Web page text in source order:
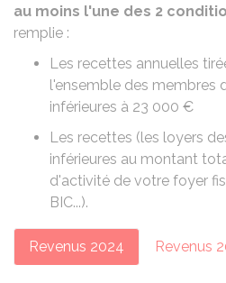
au moins l'une des 2
remplie :
Les recettes annuelles
l'ensemble des membres
inférieures à 23 000 €
Les recettes (les loyers
inférieures au montant
d'activité de votre foyer
BIC...).
Revenus 2024 Revenus